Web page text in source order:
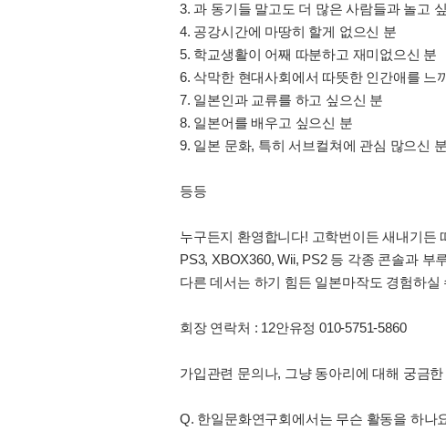
3. 과 동기들 말고도 더 많은 사람들과 놀고
4. 공강시간에 마땅히 할게 없으신 분
5. 학교생활이 어째 따분하고 재미없으신 분
6. 삭막한 현대사회에서 따뜻한 인간애를 느
7. 일본인과 교류를 하고 싶으신 분
8. 일본어를 배우고 싶으신 분
9. 일본 문화, 특히 서브컬쳐에 관심 많으신 분
등등
누구든지 환영합니다! 고학번이든 새내기든
PS3, XBOX360, Wii, PS2 등 각종 콘솔과
다른 데서는 하기 힘든 일본마작도 경험하실
회장 연락처 : 12안유정 010-5751-5860
가입관련 문의나, 그냥 동아리에 대해 궁금
Q. 한일문화연구회에서는 무슨 활동을 하나